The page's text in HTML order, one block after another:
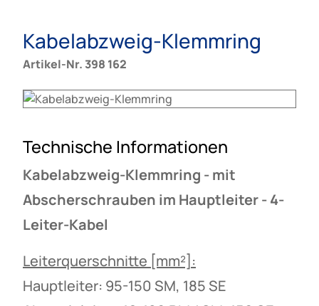
Kabelabzweig-Klemmring
Artikel-Nr. 398 162
Technische Informationen
Kabelabzweig-Klemmring - mit
Abscherschrauben im Hauptleiter - 4-
Leiter-Kabel
Leiterquerschnitte [mm²]:
Hauptleiter: 95-150 SM, 185 SE